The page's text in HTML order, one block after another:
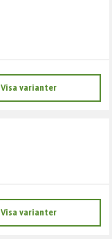
Visa varianter
Visa varianter